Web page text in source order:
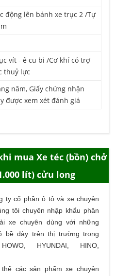
động lên bánh xe trục 2 /Tự
vít - ê cu bi /Cơ khí có trợ
thuỷ lực
năm, Giấy chứng nhận
được xem xét đánh giá
mua Xe téc (bồn) chở
lít) cửu long
ty cổ phần ô tô và xe chuyên
tôi chuyên nhập khẩu phân
xe chuyên dùng với những
bề dày trên thị trường trong
HYUNDAI, HINO,
thể các sản phẩmxe chuyên